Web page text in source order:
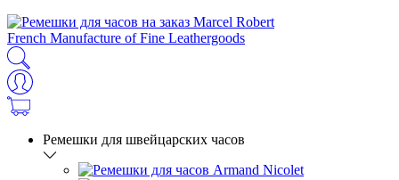
French Manufacture of Fine Leathergoods
Ремешки для швейцарских часов